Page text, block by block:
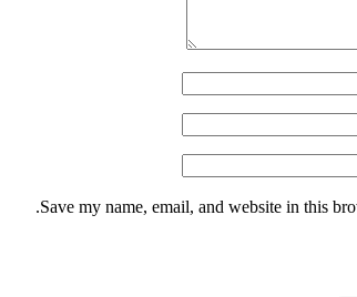
Save my name, email, and website in this